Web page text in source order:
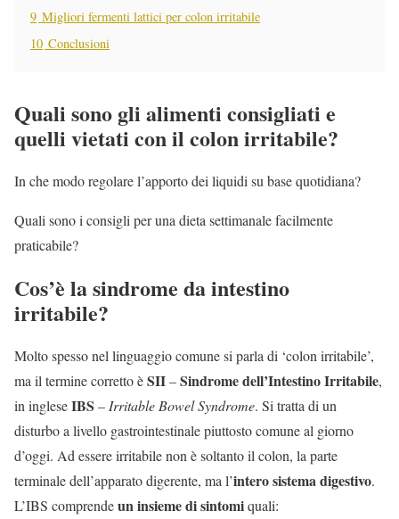
9 Migliori fermenti lattici per colon irritabile
10 Conclusioni
Quali sono gli alimenti consigliati e
quelli vietati con il colon irritabile?
In che modo regolare l’apporto dei liquidi su base quotidiana?
Quali sono i consigli per una dieta settimanale facilmente
praticabile?
Cos’è la sindrome da intestino
irritabile?
Molto spesso nel linguaggio comune si parla di ‘colon irritabile’,
ma il termine corretto èSII–Sindrome dell’Intestino Irritabile,
in ingleseIBS – Irritable Bowel Syndrome. Si tratta di un
disturbo a livello gastrointestinale piuttosto comune al giorno
d’oggi. Ad essere irritabile non è soltanto il colon, la parte
terminale dell’apparato digerente, ma l’intero sistema digestivo.
L’IBS comprendeun insieme di sintomiquali: